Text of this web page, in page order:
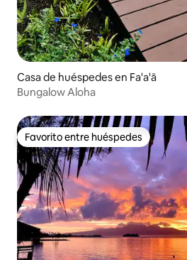
Casa de huéspedes en Fa'a'ā
Bungalow Aloha
Favorito entre huéspedes
Favorito entre huéspedes